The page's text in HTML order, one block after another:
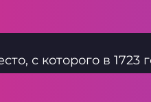
с которого в 1723